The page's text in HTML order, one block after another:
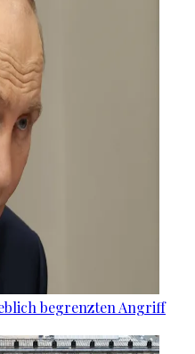
begrenzten Angriff